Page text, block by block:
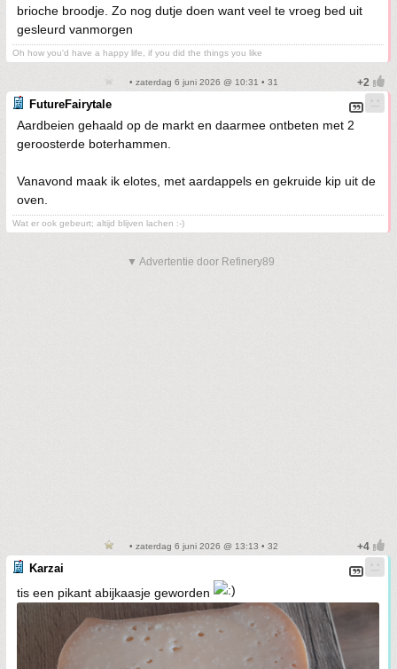
brioche broodje. Zo nog dutje doen want veel te vroeg bed uit
gesleurd vanmorgen
Oh how you'd have a happy life, if you did the things you like
• zaterdag 6 juni 2026 @ 10:31 • 31
FutureFairytale
Aardbeien gehaald op de markt en daarmee ontbeten met 2
geroosterde boterhammen.
Vanavond maak ik elotes, met aardappels en gekruide kip uit de
oven.
Wat er ook gebeurt; altijd blijven lachen :-)
▼ Advertentie door Refinery89
• zaterdag 6 juni 2026 @ 13:13 • 32
Karzai
tis een pikant abijkaasje geworden